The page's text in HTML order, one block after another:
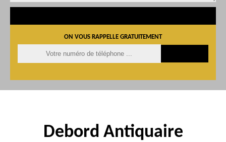
ON VOUS RAPPELLE GRATUITEMENT
Debord Antiquaire